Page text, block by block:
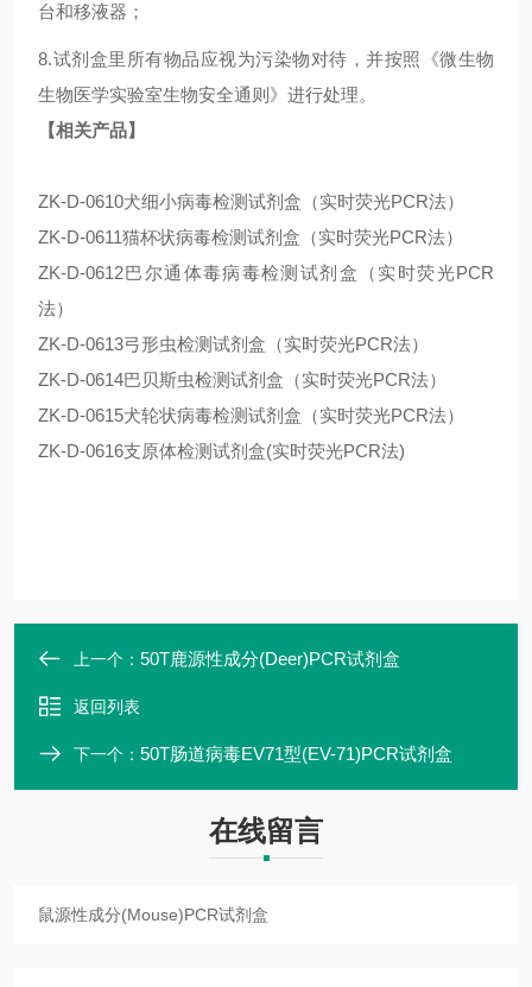
台和移液器；
8.试剂盒里所有物品应视为污染物对待，并按照《微生物
生物医学实验室生物安全通则》进行处理。
【相关产品】
ZK-D-0610犬细小病毒检测试剂盒（实时荧光PCR法）
ZK-D-0611猫杯状病毒检测试剂盒（实时荧光PCR法）
ZK-D-0612巴尔通体毒病毒检测试剂盒（实时荧光PCR
法）
ZK-D-0613弓形虫检测试剂盒（实时荧光PCR法）
ZK-D-0614巴贝斯虫检测试剂盒（实时荧光PCR法）
ZK-D-0615犬轮状病毒检测试剂盒（实时荧光PCR法）
ZK-D-0616支原体检测试剂盒(实时荧光PCR法)
上一个： 50T鹿源性成分(Deer)PCR试剂盒
返回列表
下一个： 50T肠道病毒EV71型(EV-71)PCR试剂盒
在线留言